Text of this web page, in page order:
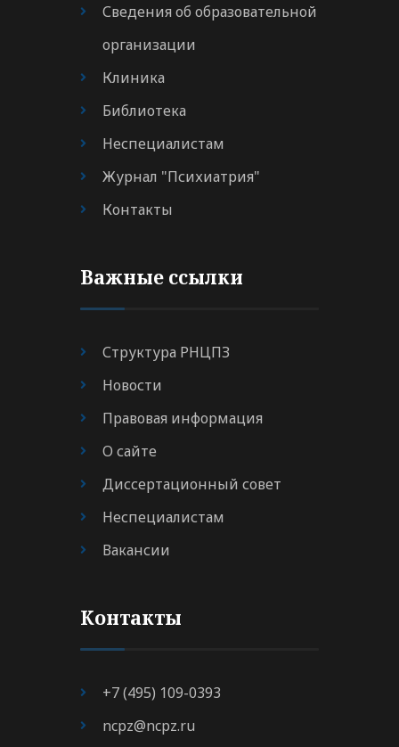
Сведения об образовательной
организации
Клиника
Библиотека
Неспециалистам
Журнал "Психиатрия"
Контакты
Важные ссылки
Структура РНЦПЗ
Новости
Правовая информация
О сайте
Диссертационный совет
Неспециалистам
Вакансии
Контакты
+7 (495) 109-0393
ncpz@ncpz.ru